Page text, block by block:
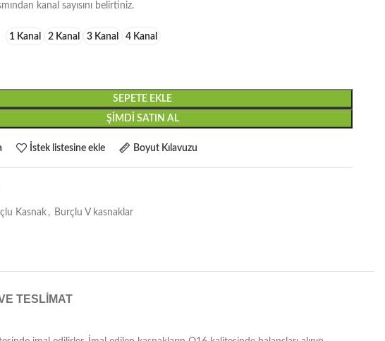
kanal sayısını belirtiniz.
1 Kanal 2 Kanal 3 Kanal 4 Kanal
SEPETE EKLE
ŞIMDI SATIN AL
İstek listesine ekle Boyut Kılavuzu
Kasnak , Burçlu V kasnaklar
TESLIMAT